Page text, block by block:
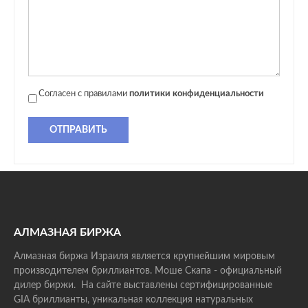
Согласен с правилами политики конфиденциальности
ОТПРАВИТЬ
АЛМАЗНАЯ БИРЖА
Алмазная биржа Израиля является крупнейшим мировым
производителем бриллиантов. Моше Скапа - официальный
дилер биржи. На сайте выставлены сертифицированные
GIA бриллианты, уникальная коллекция натуральных